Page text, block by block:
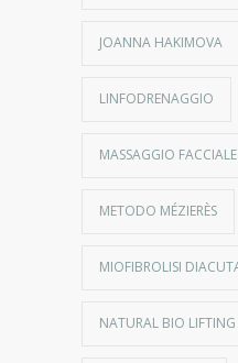
JOANNA HAKIMOVA
LINFODRENAGGIO
MASSAGGIO FACCIALE
METODO MÉZIERÈS
MIOFIBROLISI
NATURAL BIO LIFTING